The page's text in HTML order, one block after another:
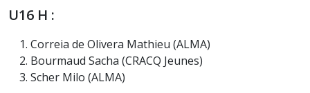
U16 H :
Correia de Olivera Mathieu (ALMA)
Bourmaud Sacha (CRACQ Jeunes)
Scher Milo (ALMA)